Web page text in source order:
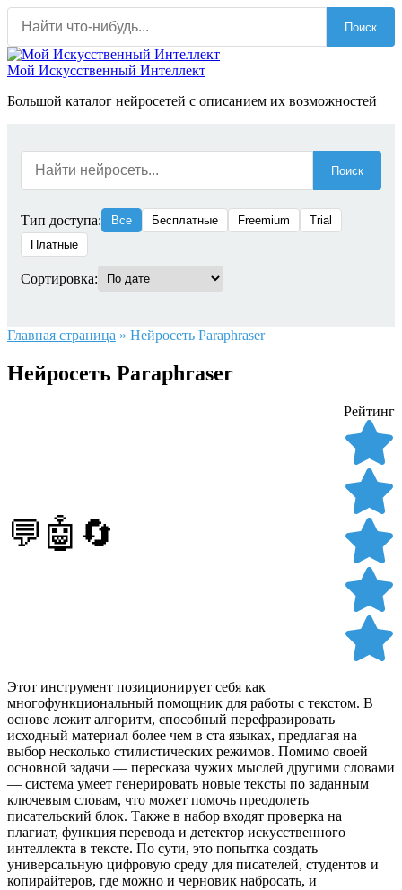
Перейти
содержанию
Поиск
Мой Искусственный Интеллект
Большой каталог нейросетей с описанием их возможностей
Поиск
Тип доступа: Все Бесплатные Freemium
Trial
Платные
Сортировка:
Главная страница » Нейросеть Paraphraser
Нейросеть Paraphraser
💬🤖🔄
Рейтинг
Этот инструмент позиционирует себя как
многофункциональный помощник для работы с текстом. В
основе лежит алгоритм, способный перефразировать
исходный материал более чем в ста языках, предлагая на
выбор несколько стилистических режимов. Помимо своей
основной задачи — пересказа чужих мыслей другими словами
— система умеет генерировать новые тексты по заданным
ключевым словам, что может помочь преодолеть
писательский блок. Также в набор входят проверка на
плагиат, функция перевода и детектор искусственного
интеллекта в тексте. По сути, это попытка создать
универсальную цифровую среду для писателей, студентов и
копирайтеров, где можно и черновик набросать, и